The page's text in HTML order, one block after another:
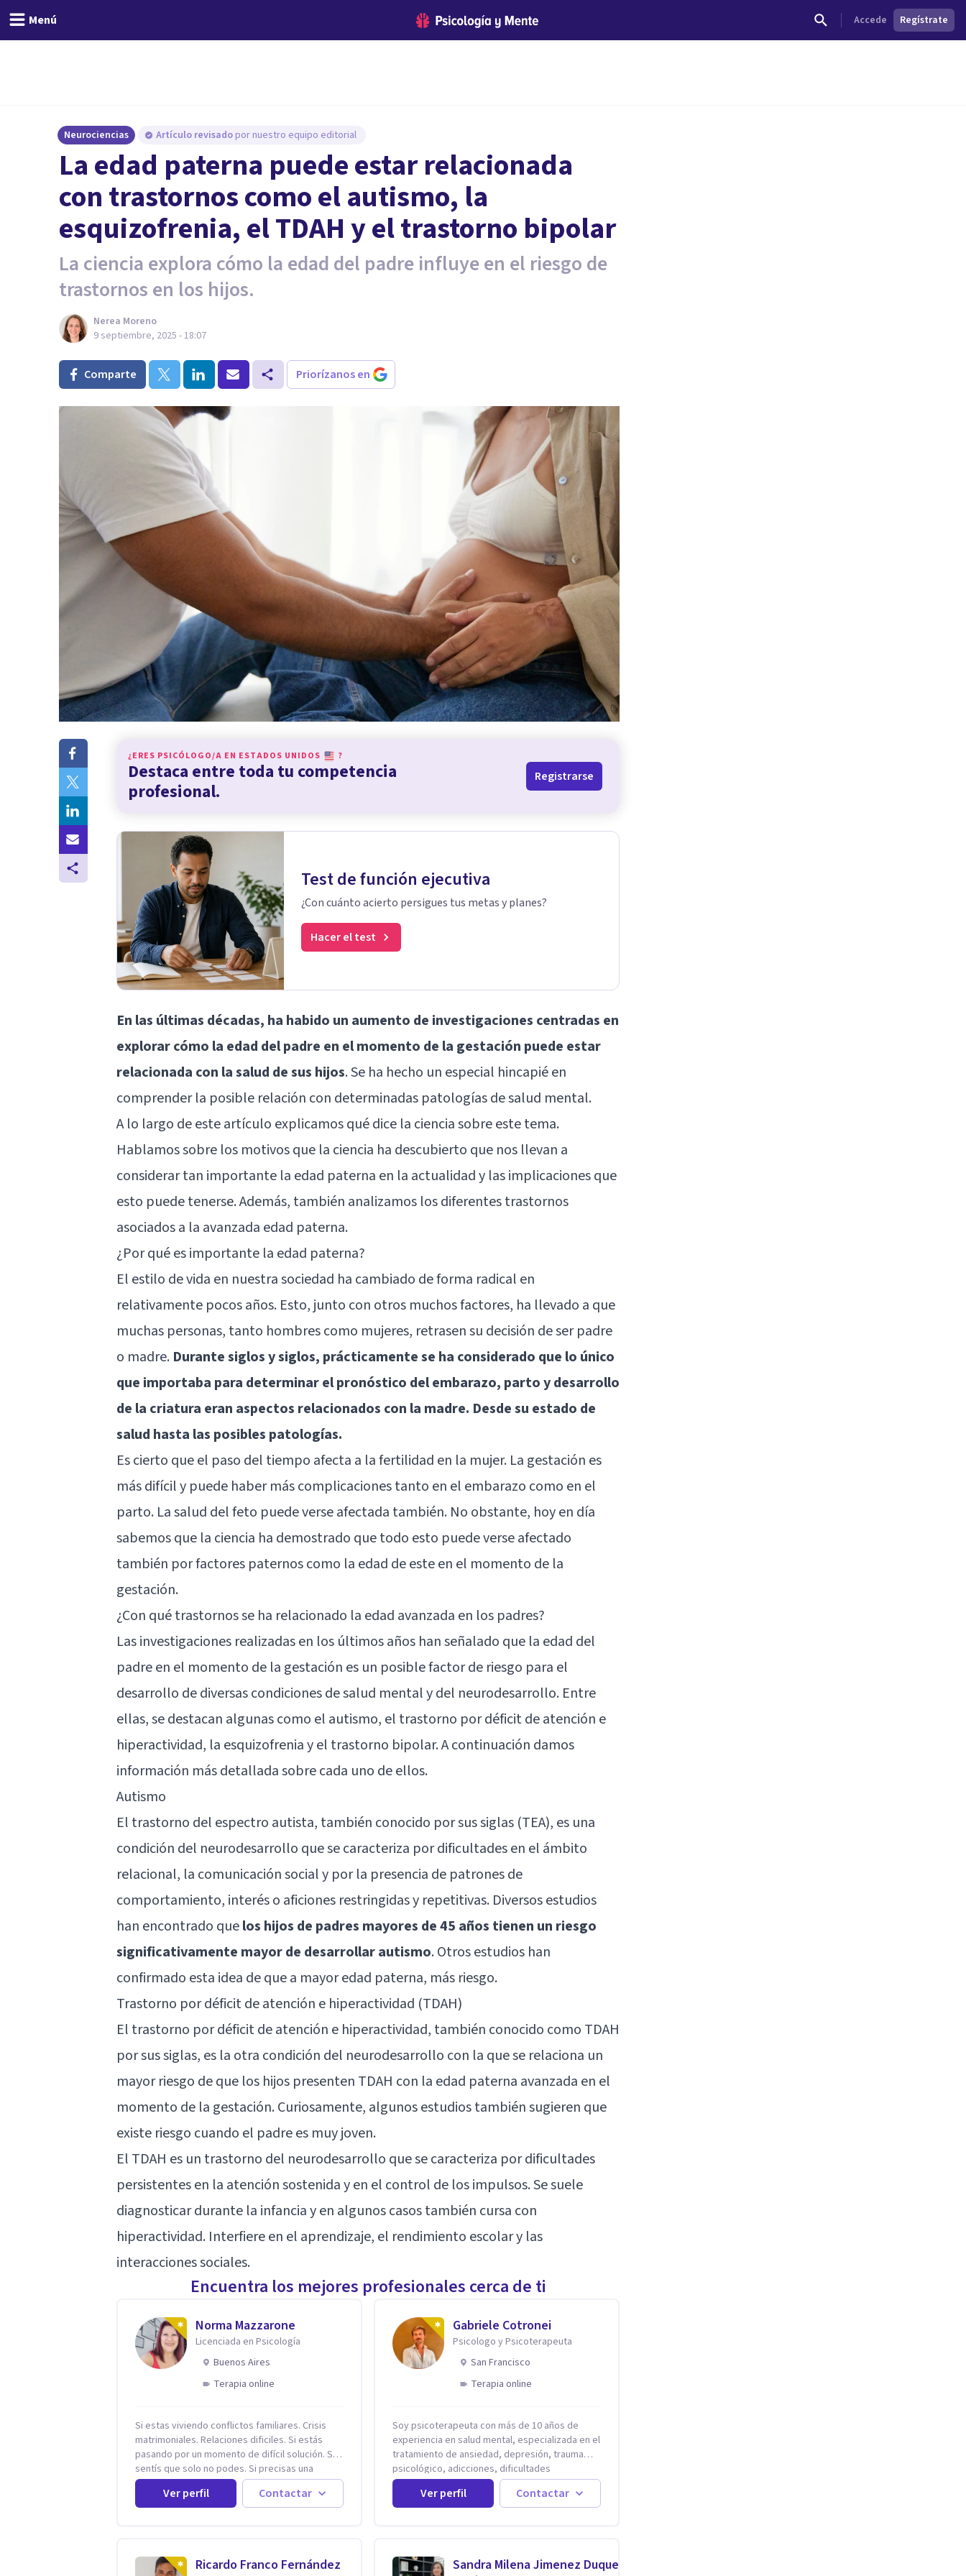
Menú Accede Regístrate
Neurociencias Artículo revisado por nuestro equipo editorial
La edad paterna puede estar relacionada
con trastornos como el autismo, la
esquizofrenia, el TDAH y el trastorno bipolar
La ciencia explora cómo la edad del padre influye en el riesgo de
trastornos en los hijos.
Nerea Moreno
9 septiembre, 2025 - 18:07
Comparte Priorízanos en
¿ERES PSICÓLOGO/A EN ESTADOS UNIDOS ?
Destaca entre toda tu competencia
profesional.
Registrarse
Test de función ejecutiva
¿Con cuánto acierto persigues tus metas y planes?
Hacer el test
En las últimas décadas, ha habido un aumento de investigaciones centradas en
explorar cómo la edad del padre en el momento de la gestación puede estar
relacionada con la salud de sus hijos. Se ha hecho un especial hincapié en
comprender la posible relación con determinadas patologías de salud mental.
A lo largo de este artículo explicamos qué dice la ciencia sobre este tema.
Hablamos sobre los motivos que la ciencia ha descubierto que nos llevan a
considerar tan importante la edad paterna en la actualidad y las implicaciones que
esto puede tenerse. Además, también analizamos los diferentes trastornos
asociados a la avanzada edad paterna.
¿Por qué es importante la edad paterna?
El estilo de vida en nuestra sociedad ha cambiado de forma radical en
relativamente pocos años. Esto, junto con otros muchos factores, ha llevado a que
muchas personas, tanto hombres como mujeres, retrasen su decisión de ser padre
o madre. Durante siglos y siglos, prácticamente se ha considerado que lo único
que importaba para determinar el pronóstico del embarazo, parto y desarrollo
de la criatura eran aspectos relacionados con la madre. Desde su estado de
salud hasta las posibles patologías.
Es cierto que el paso del tiempo afecta a la fertilidad en la mujer. La gestación es
más difícil y puede haber más complicaciones tanto en el embarazo como en el
parto. La salud del feto puede verse afectada también. No obstante, hoy en día
sabemos que la ciencia ha demostrado que todo esto puede verse afectado
también por factores paternos como la edad de este en el momento de la
gestación.
¿Con qué trastornos se ha relacionado la edad avanzada en los padres?
Las investigaciones realizadas en los últimos años han señalado que la edad del
padre en el momento de la gestación es un posible factor de riesgo para el
desarrollo de diversas condiciones de salud mental y del neurodesarrollo. Entre
ellas, se destacan algunas como el autismo, el trastorno por déficit de atención e
hiperactividad, la esquizofrenia y el trastorno bipolar. A continuación damos
información más detallada sobre cada uno de ellos.
Autismo
El trastorno del espectro autista, también conocido por sus siglas (TEA), es una
condición del neurodesarrollo que se caracteriza por dificultades en el ámbito
relacional, la comunicación social y por la presencia de patrones de
comportamiento, interés o aficiones restringidas y repetitivas. Diversos estudios
han encontrado quelos hijos de padres mayores de 45 años tienen un riesgo
significativamente mayor de desarrollar autismo. Otros estudios han
confirmado esta idea de que a mayor edad paterna, más riesgo.
Trastorno por déficit de atención e hiperactividad (TDAH)
El trastorno por déficit de atención e hiperactividad, también conocido como TDAH
por sus siglas, es la otra condición del neurodesarrollo con la que se relaciona un
mayor riesgo de que los hijos presenten TDAH con la edad paterna avanzada en el
momento de la gestación. Curiosamente, algunos estudios también sugieren que
existe riesgo cuando el padre es muy joven.
El TDAH es un trastorno del neurodesarrollo que se caracteriza por dificultades
persistentes en la atención sostenida y en el control de los impulsos. Se suele
diagnosticar durante la infancia y en algunos casos también cursa con
hiperactividad. Interfiere en el aprendizaje, el rendimiento escolar y las
interacciones sociales.
Encuentra los mejores profesionales cerca de ti
Norma Mazzarone
Licenciada en Psicología
Buenos Aires
Terapia online
Si estas viviendo conflictos familiares. Crisis
matrimoniales. Relaciones dificiles. Si estás
pasando por un momento de difícil solución. Si
sentís que solo no podes. Si precisas una
escucha. Si consideras que estás bloqueado. Si
precisás comprensión. Si no logras definir
proyectos, objetivos, sueños, deseos. Si
intención es hacer algo con lo que te está
pasando. No dudes en comunicarte a fin de
Ver perfil Contactar
Gabriele Cotronei
Psicologo y Psicoterapeuta
San Francisco
Terapia online
Soy psicoterapeuta con más de 10 años de
experiencia en salud mental, especializada en el
tratamiento de ansiedad, depresión, trauma
psicológico, adicciones, dificultades
identitarias y efectos de experiencias
tempranas adversas. Ofrezco un espacio
terapéutico seguro, confidencial y
autoconocimiento, regulación emocional y
bienestar. Trabajo desde un enfoque
Ver perfil Contactar
Ricardo Franco Fernández Sandra Milena Jimenez Duque